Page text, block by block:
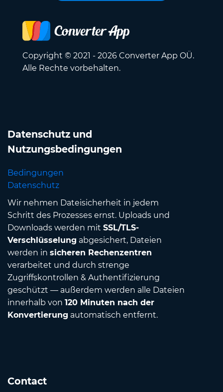
Copyright © 2021 - 2026 Converter App OÜ.
Alle Rechte vorbehalten.
Datenschutz und
Nutzungsbedingungen
Bedingungen
Datenschutz
Wir nehmen Dateisicherheit in jedem
Schritt des Prozesses ernst. Uploads und
Downloads werden mit SSL/TLS-
Verschlüsselung abgesichert, Dateien
werden in sicheren Rechenzentren
verarbeitet und durch strenge
Zugriffskontrollen & Authentifizierung
geschützt — außerdem werden alle Dateien
innerhalb von 120 Minuten nach der
Konvertierung automatisch entfernt.
Contact